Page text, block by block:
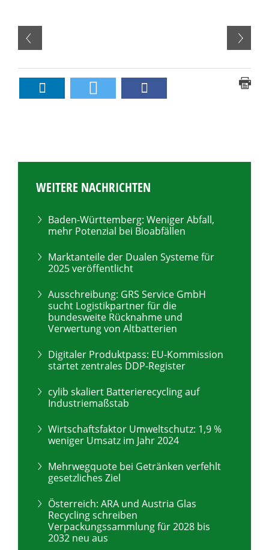
WEITERE NACHRICHTEN
Baden-Württemberg: Weniger Abfall,
mehr Potenzial bei Bioabfällen
Marktanteile der Dualen Systeme für
2025 veröffentlicht
Ausschreibung: GRS Service GmbH
sucht Logistikpartner für die
bundesweite Rücknahme und
Verwertung von Altbatterien
Digitaler Produktpass: EU-Kommission
startet zentrales DDP-Register
cylib skaliert Batterierecycling auf
Industriemaßstab
Wirtschaftsfaktor Umweltschutz: 1,9 %
weniger Umsatz im Jahr 2024
Mehrwegquote bei Getränken verfehlt
gesetzliches Ziel
Österreich: ARA und Austria Glas
Recycling schreiben
Verpackungssammlung für 2028 bis
2032 neu aus